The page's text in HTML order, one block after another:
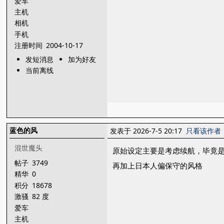
主机
相机
手机
注册时间 2004-10-17
发短消息
加为好友
当前离线
蓝色的风
混世魔头
帖子 3749
精华 0
积分 18678
激骚 82 度
爱车
主机
发表于 2026-7-5 20:17 只看该作者
原始设定主要是考虑续航，毕竟
再加上日本人偏保守的风格